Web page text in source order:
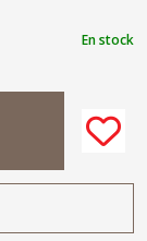
En stock